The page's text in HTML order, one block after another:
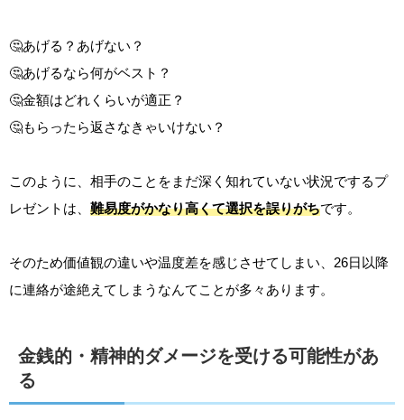
🤔あげる？あげない？
🤔あげるなら何がベスト？
🤔金額はどれくらいが適正？
🤔もらったら返さなきゃいけない？
このように、相手のことをまだ深く知れていない状況でするプ
レゼントは、 難易度がかなり高くて選択を誤りがちです。
そのため価値観の違いや温度差を感じさせてしまい、26日以降
に連絡が途絶えてしまうなんてことが多々あります。
金銭的・精神的ダメージを受ける可能性があ
る